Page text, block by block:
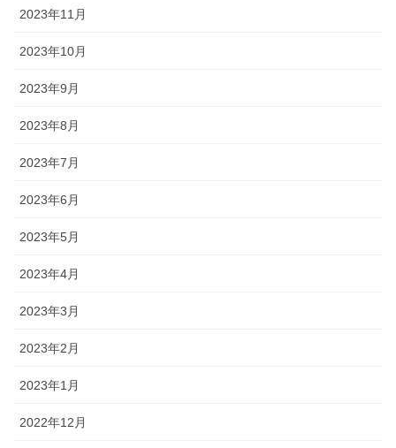
2023年11月
2023年10月
2023年9月
2023年8月
2023年7月
2023年6月
2023年5月
2023年4月
2023年3月
2023年2月
2023年1月
2022年12月